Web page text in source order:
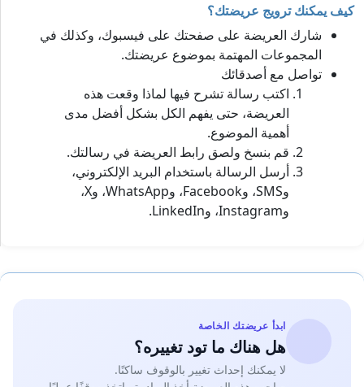
كيف يمكنك ترويج عريضتك؟
شارك العريضة على صفحتك على فيسبوك، وكذلك في
المجموعات المهتمة بموضوع عريضتك.
تواصل مع أصدقائك
اكتب رسالة تشرح فيها لماذا وقعت هذه
العريضة، حتى يفهم الكل بشكل أفضل مدى
أهمية الموضوع.
قم بنسخ ولصق رابط العريضة في رسالتك.
أرسل الرسالة باستخدام البريد الإلكتروني،
وSMS، وFacebook، وWhatsApp، وX،
وInstagram، وLinkedIn.
ابدأ عريضتك الخاصة
هل هناك ما تود تغييره؟
لا يمكنك إحداث تغيير بالوقوف ساكنًا.